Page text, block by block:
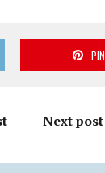
PIN
Next post